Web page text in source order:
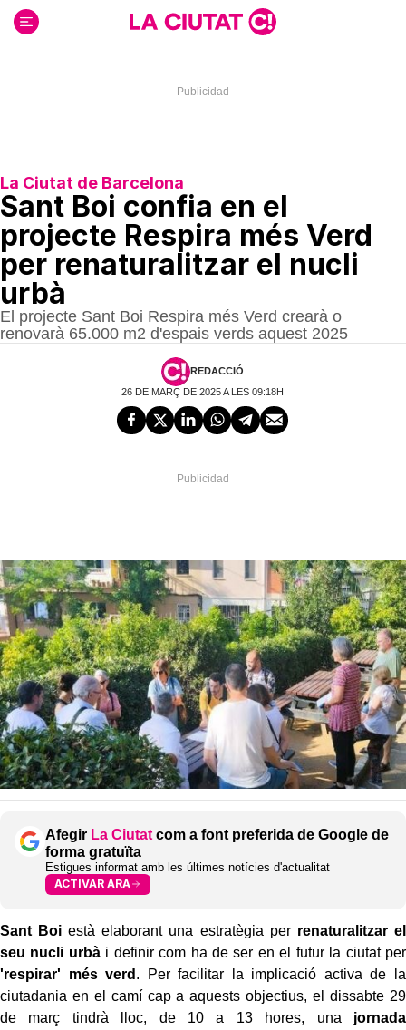
contenido
La Ciutat de Barcelona
Sant Boi confia en el
projecte Respira més Verd
per renaturalitzar el nucli
urbà
El projecte Sant Boi Respira més Verd crearà o
renovarà 65.000 m2 d'espais verds aquest 2025
REDACCIÓ
26 DE MARÇ DE 2025 A LES 09:18H
Afegir La Ciutat com a font preferida de Google de
forma gratuïta
Estigues informat amb les últimes notícies d'actualitat
ACTIVAR ARA
Sant Boi està elaborant una estratègia per renaturalitzar el
seu nucli urbài definir com ha de ser en el futur la ciutat per
'respirar' més verd . Per facilitar la implicació activa de la
ciutadania en el camí cap a aquests objectius, el dissabte 29
de març tindrà lloc, de 10 a 13 hores, una jornada